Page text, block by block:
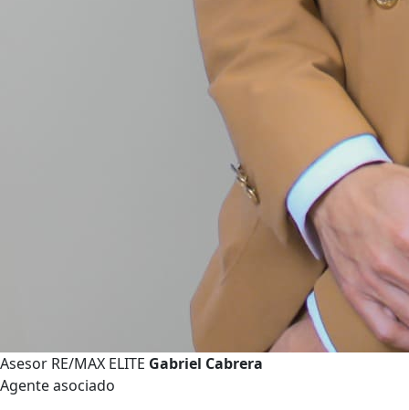
Asesor RE/MAX ELITE Gabriel Cabrera
Agente asociado